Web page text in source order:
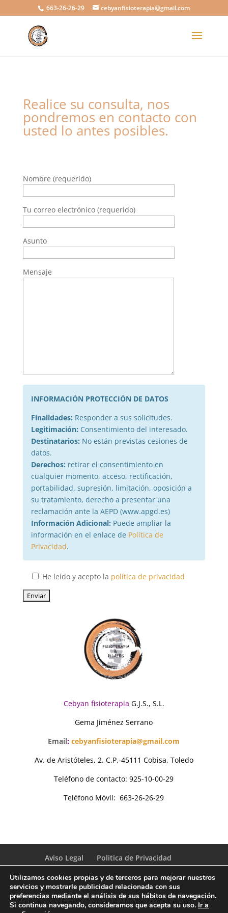
663-26-26-29 cebyanfisioterapia@gmail.com
Realice su consulta, nos
pondremos en contacto con
usted lo antes posibles.
Nombre (requerido)
Tu correo electrónico (requerido)
Asunto
Mensaje
INFORMACIÓN PROTECCIÓN DE DATOS
Finalidades: Responder a sus solicitudes.
Legitimación: Consentimiento del interesado.
Destinatarios: No están previstas cesiones de
datos.
Derechos: retirar el consentimiento en
cualquier momento, acceso, rectificación,
portabilidad, supresión, limitación, oposición a
su tratamiento, derecho a presentar una
reclamación ante la AEPD (www.apgd.es)
Información Adicional: Puede ampliar la
información en el enlace de Política de
Privacidad.
He leído y acepto la política de privacidad
Cebyan fisioterapia G.J.S., S.L.
Gema Jiménez Serrano
Email:cebyanfisioterapia@gmail.com
Av. de Aristóteles, 2. C.P.-45111 Cobisa, Toledo
Teléfono de contacto: 925-10-00-29
Teléfono Móvil: 663-26-26-29
Aviso Legal
Politica de Privacidad
Política de cookies
Utilizamos cookies propias y de terceros para mejorar nuestros
servicios y mostrarle publicidad relacionada con sus
preferencias mediante el análisis de sus hábitos de navegación.
Si continua navegando, consideramos que acepta su uso. Ir a